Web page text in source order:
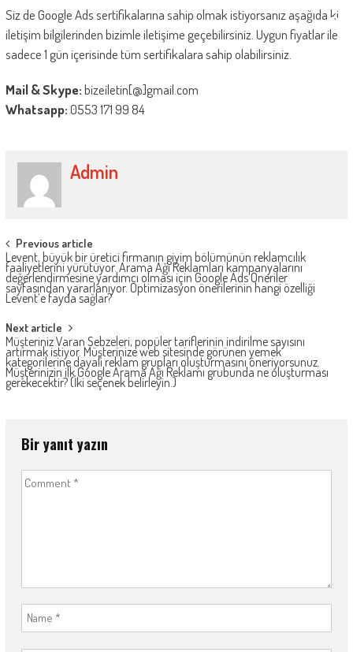
Siz de Google Ads sertifikalarına sahip olmak istiyorsanız aşağıda ki
iletişim bilgilerinden bizimle iletişime geçebilirsiniz. Uygun fiyatlar ile
sadece 1 gün içerisinde tüm sertifikalara sahip olabilirsiniz.
Mail & Skype:bizeiletin[@]gmail.com
Whatsapp:0553 171 99 84
Admin
Post
navigation
Previous article
Levent, büyük bir üretici firmanın giyim bölümünün reklamcılık
faaliyetlerini yürütüyor. Arama Ağı Reklamları kampanyalarını
değerlendirmesine yardımcı olması için Google Ads Öneriler
sayfasından yararlanıyor. Optimizasyon önerilerinin hangi özelliği
Levent’e fayda sağlar?
Next article
Müşteriniz Varan Sebzeleri, popüler tariflerinin indirilme sayısını
artırmak istiyor. Müşterinize web sitesinde görünen yemek
kategorilerine dayalı reklam grupları oluşturmasını öneriyorsunuz.
Müşterinizin ilk Google Arama Ağı Reklamı grubunda ne oluşturması
gerekecektir? (İki seçenek belirleyin.)
Bir yanıt yazın